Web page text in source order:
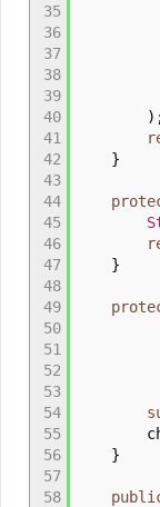
35
36
37
38
39
40
41
42
43
44
45
46
47
48
49
50
51
52
53
54
55
56
57
58
)
}
}
}